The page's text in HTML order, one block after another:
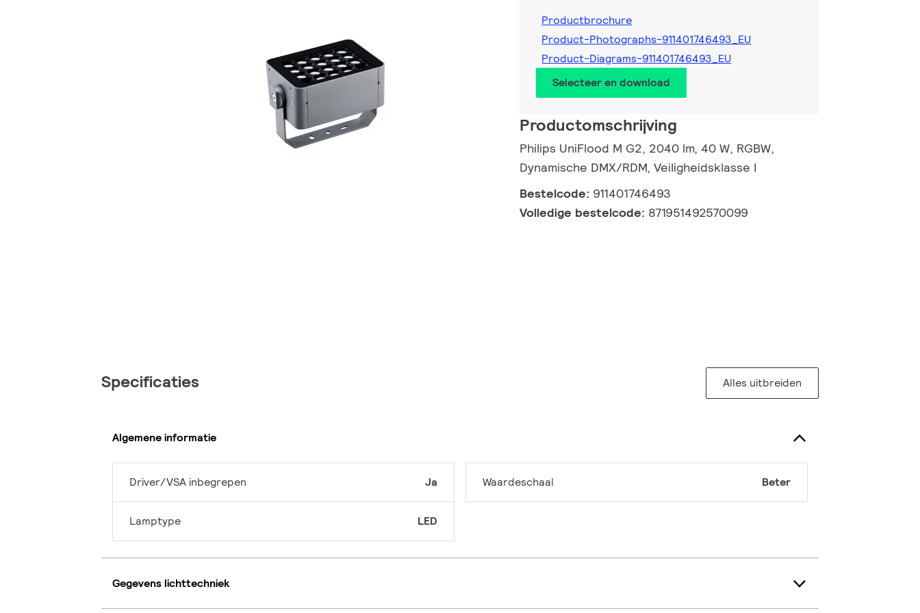
Productbrochure
Product-Photographs-911401746493_EU
Product-Diagrams-911401746493_EU
Selecteer en download
Productomschrijving
Philips UniFlood M G2, 2040 lm, 40 W, RGBW,
Dynamische DMX/RDM, Veiligheidsklasse I
Bestelcode: 911401746493
Volledige bestelcode: 871951492570099
Specificaties Alles uitbreiden
Algemene informatie
Driver/VSA inbegrepen Ja
Lamptype LED
Waardeschaal Beter
Gegevens lichttechniek